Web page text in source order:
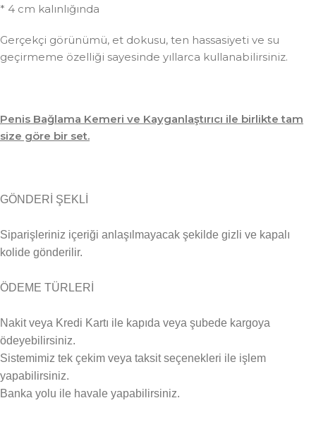
* 4 cm kalınlığında
Gerçekçi görünümü, et dokusu, ten hassasiyeti ve su
geçirmeme özelliği sayesinde yıllarca kullanabilirsiniz.
Penis Bağlama Kemeri ve Kayganlaştırıcı ile birlikte tam
size göre bir set.
GÖNDERİ ŞEKLİ
Siparişleriniz içeriği anlaşılmayacak şekilde gizli ve kapalı
kolide gönderilir.
ÖDEME TÜRLERİ
Nakit veya Kredi Kartı ile kapıda veya şubede kargoya
ödeyebilirsiniz.
Sistemimiz tek çekim veya taksit seçenekleri ile işlem
yapabilirsiniz.
Banka yolu ile havale yapabilirsiniz.